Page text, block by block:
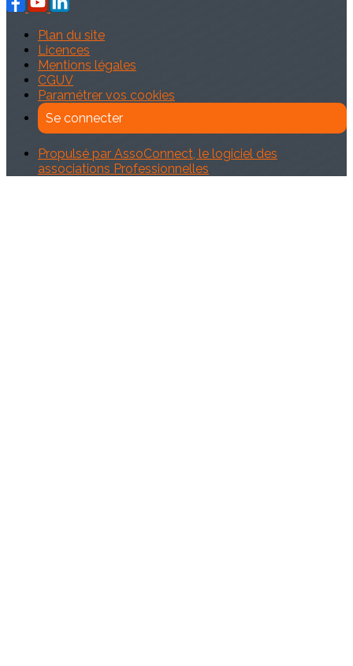
Plan du site
Licences
Mentions légales
CGUV
Paramétrer vos cookies
Se connecter
Propulsé par AssoConnect, le logiciel des
associations Professionnelles